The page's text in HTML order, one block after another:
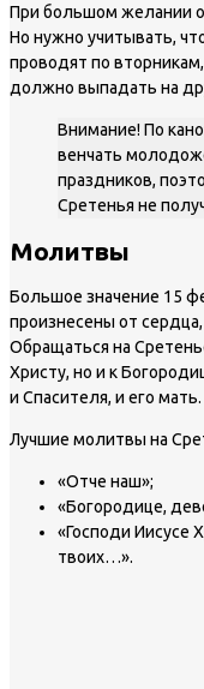
При большом желании
Но нужно учитывать,
проводят по
должно выпадать на
Внимание! По
венчать
праздников,
Сретенья не
Молитвы
Большое значение 15
произнесены от
Обращаться на
Христу, но и к
и Спасителя, и его мать.
Лучшие молитвы на
«Отче наш»;
«Богородице,
«Господи Иисусе
твоих…».